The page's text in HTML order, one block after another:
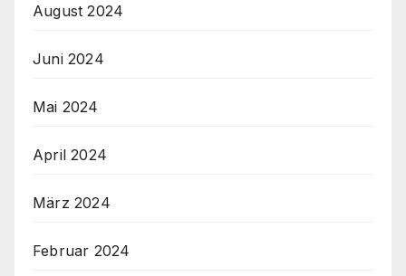
August 2024
Juni 2024
Mai 2024
April 2024
März 2024
Februar 2024